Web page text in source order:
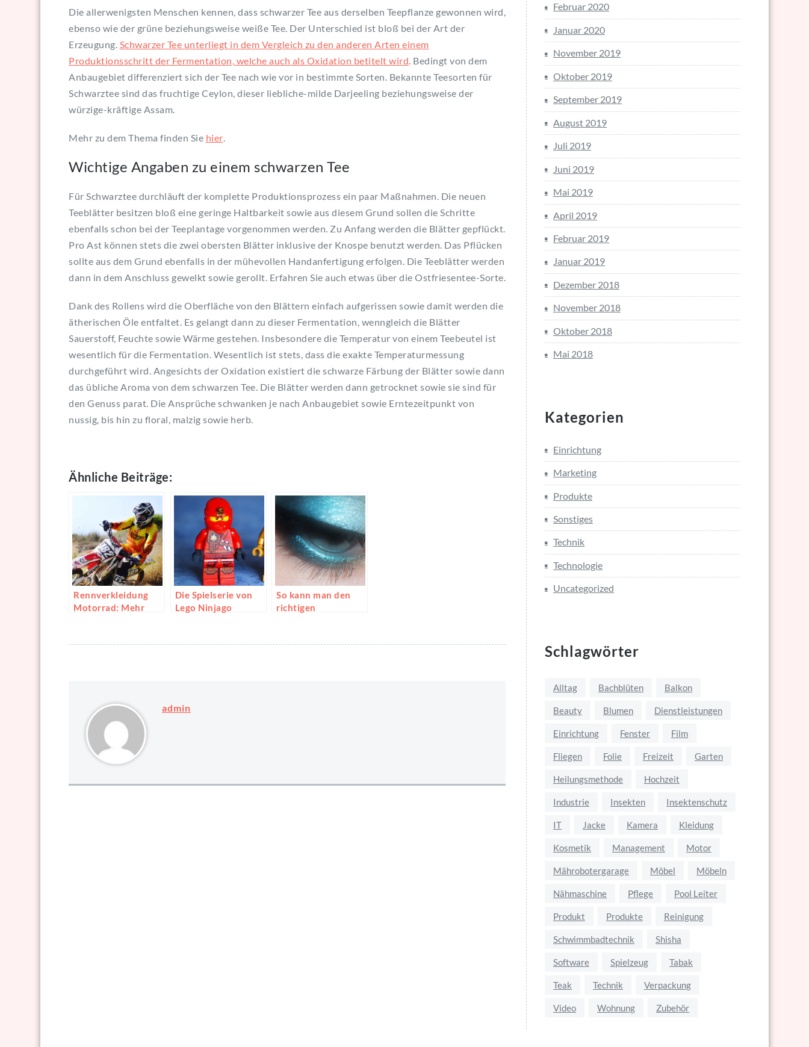
Die allerwenigsten Menschen kennen, dass schwarzer Tee aus derselben Teepflanze gewonnen wird,
ebenso wie der grüne beziehungsweise weiße Tee. Der Unterschied ist bloß bei der Art der
Erzeugung. Schwarzer Tee unterliegt in dem Vergleich zu den anderen Arten einem
Produktionsschritt der Fermentation, welche auch als Oxidation betitelt wird. Bedingt von dem
Anbaugebiet differenziert sich der Tee nach wie vor in bestimmte Sorten. Bekannte Teesorten für
Schwarztee sind das fruchtige Ceylon, dieser liebliche-milde Darjeeling beziehungsweise der
würzige-kräftige Assam.
Mehr zu dem Thema finden Sie hier.
Wichtige Angaben zu einem schwarzen Tee
Für Schwarztee durchläuft der komplette Produktionsprozess ein paar Maßnahmen. Die neuen
Teeblätter besitzen bloß eine geringe Haltbarkeit sowie aus diesem Grund sollen die Schritte
ebenfalls schon bei der Teeplantage vorgenommen werden. Zu Anfang werden die Blätter gepflückt.
Pro Ast können stets die zwei obersten Blätter inklusive der Knospe benutzt werden. Das Pflücken
sollte aus dem Grund ebenfalls in der mühevollen Handanfertigung erfolgen. Die Teeblätter werden
dann in dem Anschluss gewelkt sowie gerollt. Erfahren Sie auch etwas über die Ostfriesentee-Sorte.
Dank des Rollens wird die Oberfläche von den Blättern einfach aufgerissen sowie damit werden die
ätherischen Öle entfaltet. Es gelangt dann zu dieser Fermentation, wenngleich die Blätter
Sauerstoff, Feuchte sowie Wärme gestehen. Insbesondere die Temperatur von einem Teebeutel ist
wesentlich für die Fermentation. Wesentlich ist stets, dass die exakte Temperaturmessung
durchgeführt wird. Angesichts der Oxidation existiert die schwarze Färbung der Blätter sowie dann
das übliche Aroma von dem schwarzen Tee. Die Blätter werden dann getrocknet sowie sie sind für
den Genuss parat. Die Ansprüche schwanken je nach Anbaugebiet sowie Erntezeitpunkt von
nussig, bis hin zu floral, malzig sowie herb.
Ähnliche Beiträge:
Rennverkleidung
Motorrad: Mehr
Fahrgefühl
Die Spielserie von
Lego Ninjago
So kann man den
richtigen
admin
Februar 2020
Januar 2020
November 2019
Oktober 2019
September 2019
August 2019
Juli 2019
Juni 2019
Mai 2019
April 2019
Februar 2019
Januar 2019
Dezember 2018
November 2018
Oktober 2018
Mai 2018
Kategorien
Einrichtung
Marketing
Produkte
Sonstiges
Technik
Technologie
Uncategorized
Schlagwörter
Alltag Bachblüten Balkon
Beauty Blumen Dienstleistungen
Einrichtung Fenster Film
Fliegen Folie Freizeit Garten
Heilungsmethode Hochzeit
Industrie Insekten Insektenschutz
IT Jacke Kamera Kleidung
Kosmetik Management Motor
Mährobotergarage Möbel Möbeln
Nähmaschine Pflege Pool Leiter
Produkt Produkte Reinigung
Schwimmbadtechnik Shisha
Software Spielzeug Tabak
Teak Technik Verpackung
Video Wohnung Zubehör